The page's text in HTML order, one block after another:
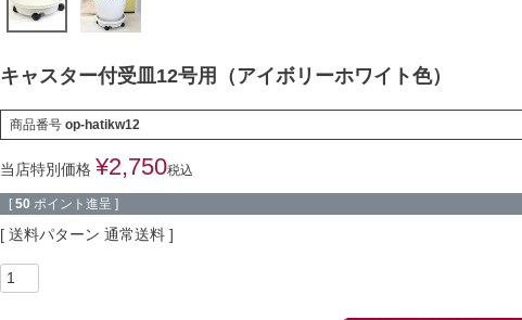
キャスター付受皿12号用（アイボリーホワイト色）
商品番号 op-hatikw12
当店特別価格 ¥2,750税込
[ 50 ポイント進呈 ]
送料パターン 通常送料